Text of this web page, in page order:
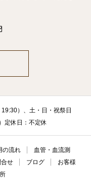
）、土・日・祝祭日
定休日：不定休
の流れ
血管・血流測
せ ブログ
お客様